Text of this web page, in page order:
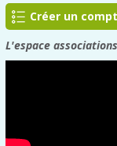
Créer un
L'espace